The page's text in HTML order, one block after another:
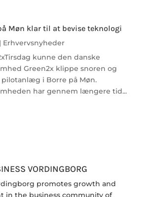
Møn klar til at bevise teknologi
Erhvervsnyheder
kunne den danske
Green2x klippe snoren og
i Borre på Møn.
har gennem længere tid...
VORDINGBORG
promotes growth and
in the business community of